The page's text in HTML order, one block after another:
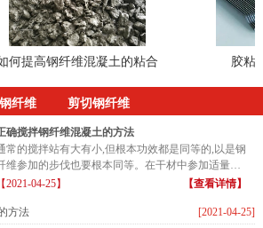
提高钢纤维混凝土的粘合 胶粘成
纤维 剪切钢纤维
确搅拌钢纤维混凝土的方法
常的搅拌站有大有小,但根本功效都是同等的,以是钢
维参加的步伐也要根本同等。在干材中参加适量的
钢纤维...
【2021-04-25】 【查看详情】
[2021-04-25]
方法